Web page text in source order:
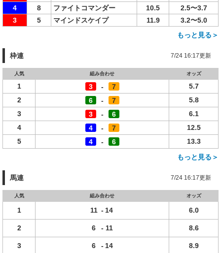
4
8 ファイトコマンダー 10.5
2.5〜3.7
3
5 マインドスケイプ 11.9
3.2〜5.0
もっと見る＞
枠連 7/24 16:17更新
人気 組み合わせ オッズ
1 3 - 7
5.7
2
6 - 7
5.8
3
3 - 6
6.1
4
4 - 7
12.5
5
4 - 6
13.3
もっと見る＞
馬連 7/24 16:17更新
人気 組み合わせ オッズ
1 11 - 14 6.0
2 6 - 11 8.6
3 6 - 14 8.9